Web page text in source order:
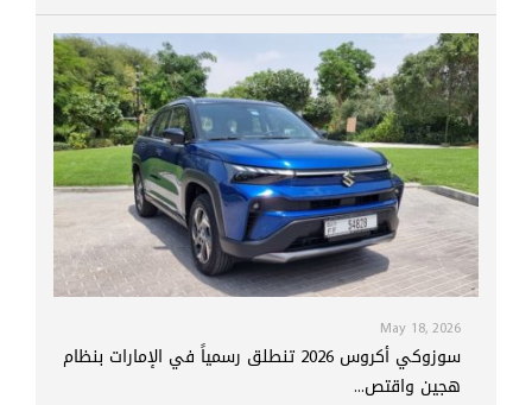
May 18, 2026
سوزوكي أكروس 2026 تنطلق رسمياً في الإمارات بنظام
هجين واقتص...